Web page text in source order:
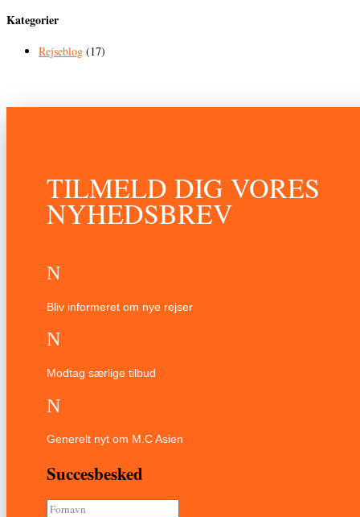
Kategorier
Rejseblog (17)
TILMELD DIG VORES
NYHEDSBREV
N
Bliv informeret om nye rejser
N
Modtag særlige tilbud
N
Generelt nyt om M.C Asien
Succesbesked